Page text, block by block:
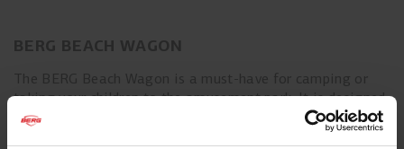
BERG BEACH WAGON
The BERG Beach Wagon is a must-have for camping or
taking your children to the amusement park. It is designed
to transport children and supplies easily, safely and
comfortably. Because of its robust design and high quality,